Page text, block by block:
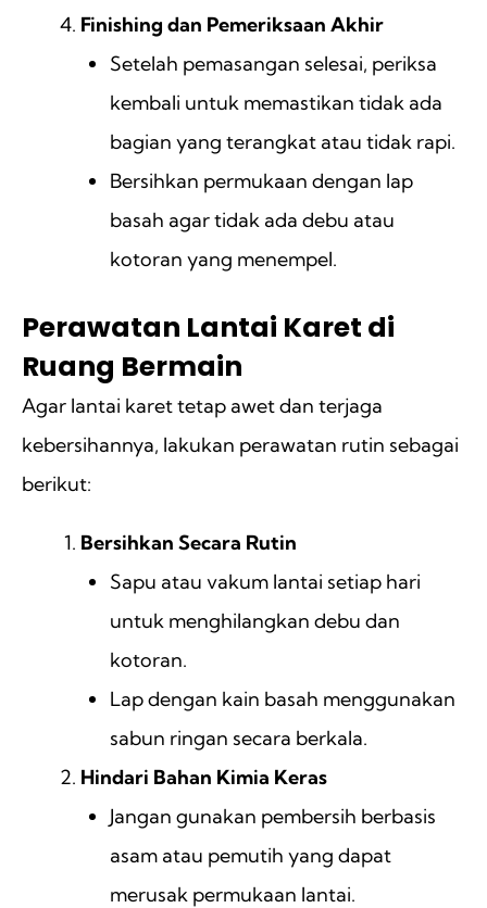
Finishing dan Pemeriksaan Akhir
Setelah pemasangan selesai, periksa
kembali untuk memastikan tidak ada
bagian yang terangkat atau tidak rapi.
Bersihkan permukaan dengan lap
basah agar tidak ada debu atau
kotoran yang menempel.
Perawatan Lantai Karet di
Ruang Bermain
Agar lantai karet tetap awet dan terjaga
kebersihannya, lakukan perawatan rutin sebagai
berikut:
Bersihkan Secara Rutin
Sapu atau vakum lantai setiap hari
untuk menghilangkan debu dan
kotoran.
Lap dengan kain basah menggunakan
sabun ringan secara berkala.
Hindari Bahan Kimia Keras
Jangan gunakan pembersih berbasis
asam atau pemutih yang dapat
merusak permukaan lantai.